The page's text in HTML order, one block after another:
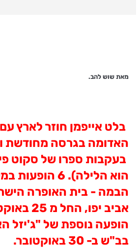
מאת שוש להב.
בלט אייפמן חוזר לארץ
האדומה בגרסה מחודשת
בעקבות ספרו של סקוט
הוא הלילה). 6
הבמה - בית האופרה
אביב יפו,
הופעה נוספת של "ג'יזל
בב"ש ב- 30 באוקטובר.